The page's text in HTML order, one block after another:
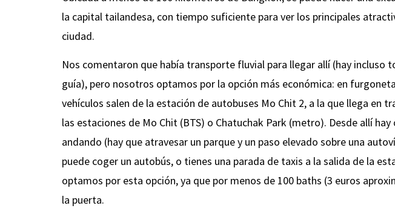
la capital tailandesa, con tiempo suficiente para ver los principales
ciudad.
Nos comentaron que había transporte fluvial para llegar allí (hay incluso
guía), pero nosotros optamos por la opción más económica: en
vehículos salen de la estación de autobuses Mo Chit 2, a la que llega en
las estaciones de Mo Chit (BTS) o Chatuchak Park (metro). Desde allí
andando (hay que atravesar un parque y un paso elevado sobre una
puede coger un autobús, o tienes una parada de taxis a la salida de la
optamos por esta opción, ya que por menos de 100 baths (3 euros
la puerta.